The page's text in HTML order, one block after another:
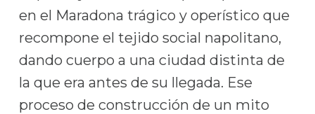
en el Maradona trágico y operístico que
recompone el tejido social napolitano,
dando cuerpo a una ciudad distinta de
la que era antes de su llegada. Ese
proceso de construcción de un mito